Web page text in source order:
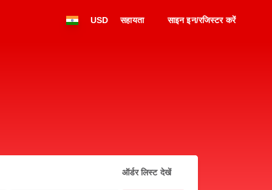
USD सहायता साइन इन/रजिस्टर करें
ऑर्डर लिस्ट देखें